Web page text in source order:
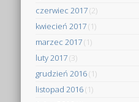
czerwiec 2017(2)
kwiecień 2017(1)
marzec 2017(1)
luty 2017(3)
grudzień 2016(1)
listopad 2016(1)